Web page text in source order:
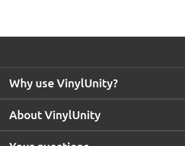
About VinylUnity
Why use VinylUnity?